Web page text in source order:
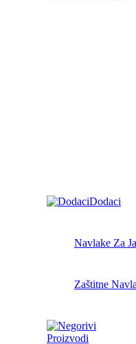
Dodaci
Navlake Za
Zaštitne